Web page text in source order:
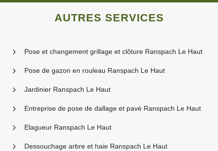
AUTRES SERVICES
Pose et changement grillage et clôture Ranspach Le Haut
Pose de gazon en rouleau Ranspach Le Haut
Jardinier Ranspach Le Haut
Entreprise de pose de dallage et pavé Ranspach Le Haut
Elagueur Ranspach Le Haut
Dessouchage arbre et haie Ranspach Le Haut